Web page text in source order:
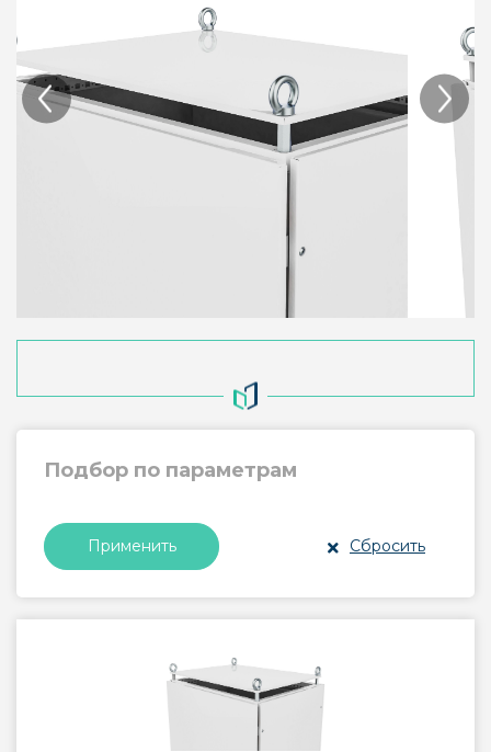
Подбор по параметрам
Сбросить
Применить